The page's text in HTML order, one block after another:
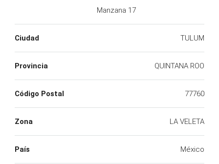
Manzana 17
Ciudad TULUM
Provincia QUINTANA ROO
Código Postal 77760
Zona LA VELETA
País México